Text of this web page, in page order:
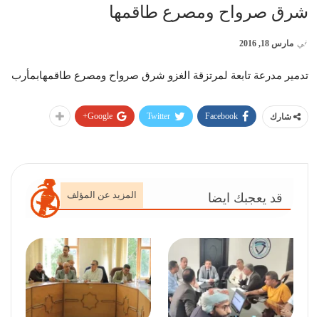
شرق صرواح ومصرع طاقمها
في مارس 18, 2016
تدمير مدرعة تابعة لمرتزقة الغزو شرق صرواح ومصرع طاقمهابمأرب
شارك Facebook
Twitter
Google+
قد يعجبك ايضا المزيد عن المؤلف